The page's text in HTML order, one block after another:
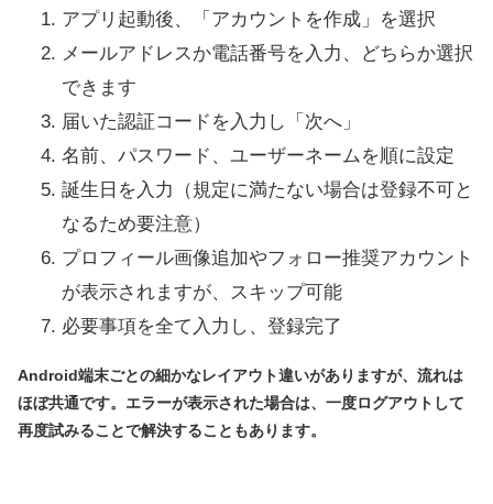
アプリ起動後、「アカウントを作成」を選択
メールアドレスか電話番号を入力、どちらか選択
できます
届いた認証コードを入力し「次へ」
名前、パスワード、ユーザーネームを順に設定
誕生日を入力（規定に満たない場合は登録不可と
なるため要注意）
プロフィール画像追加やフォロー推奨アカウント
が表示されますが、スキップ可能
必要事項を全て入力し、登録完了
Android端末ごとの細かなレイアウト違いがありますが、流れは
ほぼ共通です。エラーが表示された場合は、一度ログアウトして
再度試みることで解決することもあります。